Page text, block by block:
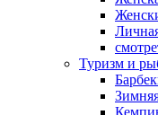
Туризм и